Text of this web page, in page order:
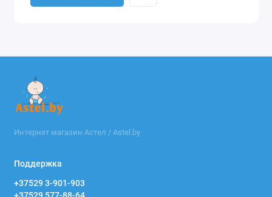
Интернет магазин Астел / Astel.by
Поддержка
+37529 3-901-903